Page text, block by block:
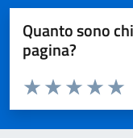
Quanto sono
pagina?
Domanda
Valuta da 1 a 5 stelle la
Valuta
Valuta 3
Valuta 2 stelle
Valuta 1 stelle su 5